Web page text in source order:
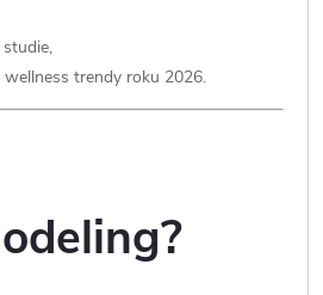
trendy roku 2026.